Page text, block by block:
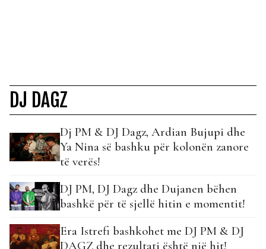
DJ DAGZ
Dj PM & DJ Dagz, Ardian Bujupi dhe
Ya Nina së bashku për kolonën zanore
të verës!
DJ PM, DJ Dagz dhe Dujanen bëhen
bashkë për të sjellë hitin e momentit!
Era Istrefi bashkohet me DJ PM & DJ
DAGZ dhe rezultati është një hit!